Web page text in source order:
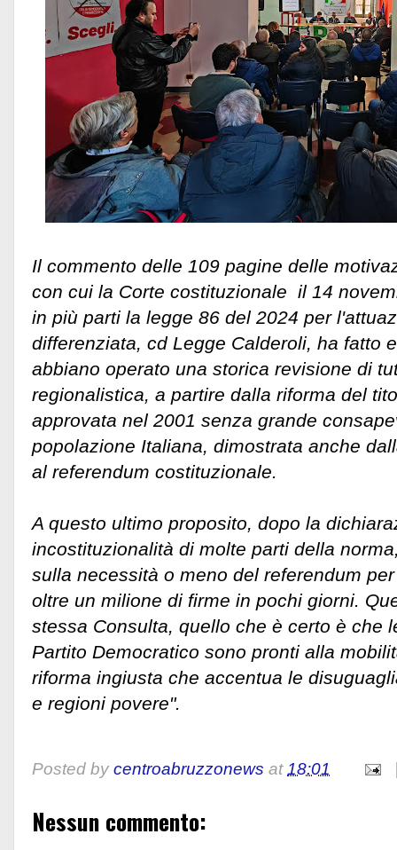
Il commento delle 109 pagine delle
con cui la Corte costituzionale il 14
in più parti la legge 86 del 2024 per
differenziata, cd Legge Calderoli, ha fatto
abbiano operato una storica revisione di
regionalistica, a partire dalla riforma del
approvata nel 2001 senza grande
popolazione Italiana, dimostrata anche
al referendum costituzionale.
A questo ultimo proposito, dopo la
incostituzionalità di molte parti della
sulla necessità o meno del referendum
oltre un milione di firme in pochi giorni.
stessa Consulta, quello che è certo è che
Partito Democratico sono pronti alla
riforma ingiusta che accentua le
e regioni povere".
Posted by centroabruzzonews at18:01
Nessun commento: